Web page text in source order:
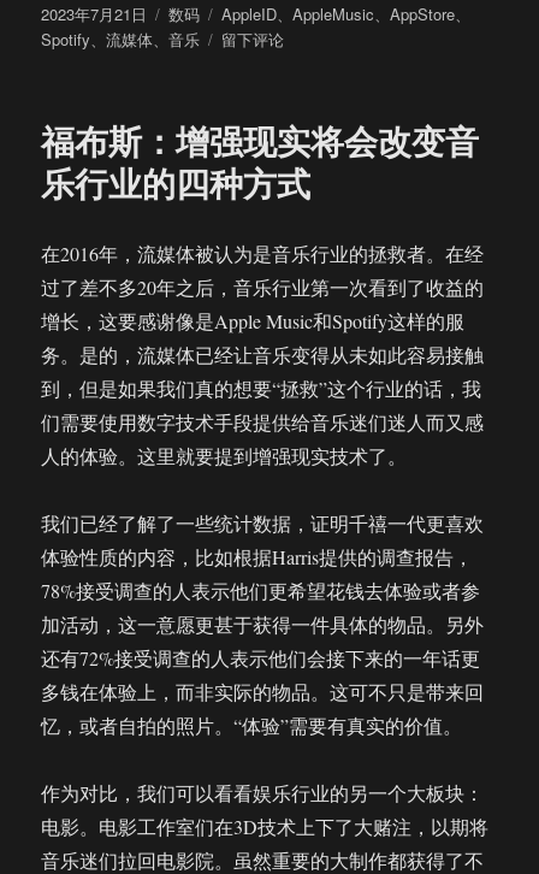
发
布
2023年7月21日
分
类
数码
标
签
AppleID、AppleMusic、AppStore、
Spotify、流媒体、音乐
于
月
使
用
验
留下评论
福布斯：增强现实将会改变音
乐行业的四种方式
在2016年，流媒体被认为是音乐行业的拯救者。在经
过了差不多20年之后，音乐行业第一次看到了收益的
增长，这要感谢像是Apple Music和Spotify这样的服
务。是的，流媒体已经让音乐变得从未如此容易接触
到，但是如果我们真的想要“拯救”这个行业的话，我
们需要使用数字技术手段提供给音乐迷们迷人而又感
人的体验。这里就要提到增强现实技术了。
我们已经了解了一些统计数据，证明千禧一代更喜欢
体验性质的内容，比如根据Harris提供的调查报告，
78%接受调查的人表示他们更希望花钱去体验或者参
加活动，这一意愿更甚于获得一件具体的物品。另外
还有72%接受调查的人表示他们会接下来的一年话更
多钱在体验上，而非实际的物品。这可不只是带来回
忆，或者自拍的照片。“体验”需要有真实的价值。
作为对比，我们可以看看娱乐行业的另一个大板块：
电影。电影工作室们在3D技术上下了大赌注，以期将
音乐迷们拉回电影院。虽然重要的大制作都获得了不